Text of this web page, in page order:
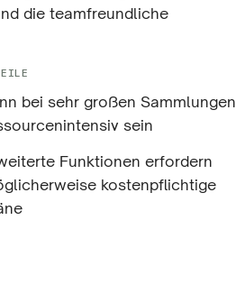
die teamfreundliche
bei sehr großen Sammlungen
sein
Funktionen erfordern
kostenpflichtige